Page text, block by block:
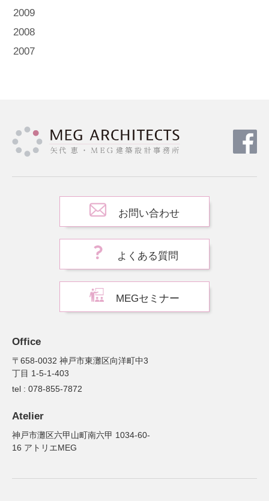
2009
2008
2007
お問い合わせ
よくある質問
MEGセミナー
Office
〒658-0032 神戸市東灘区向洋町中3
丁目 1-5-1-403
tel : 078-855-7872
Atelier
神戸市灘区六甲山町南六甲 1034-60-
16 アトリエMEG